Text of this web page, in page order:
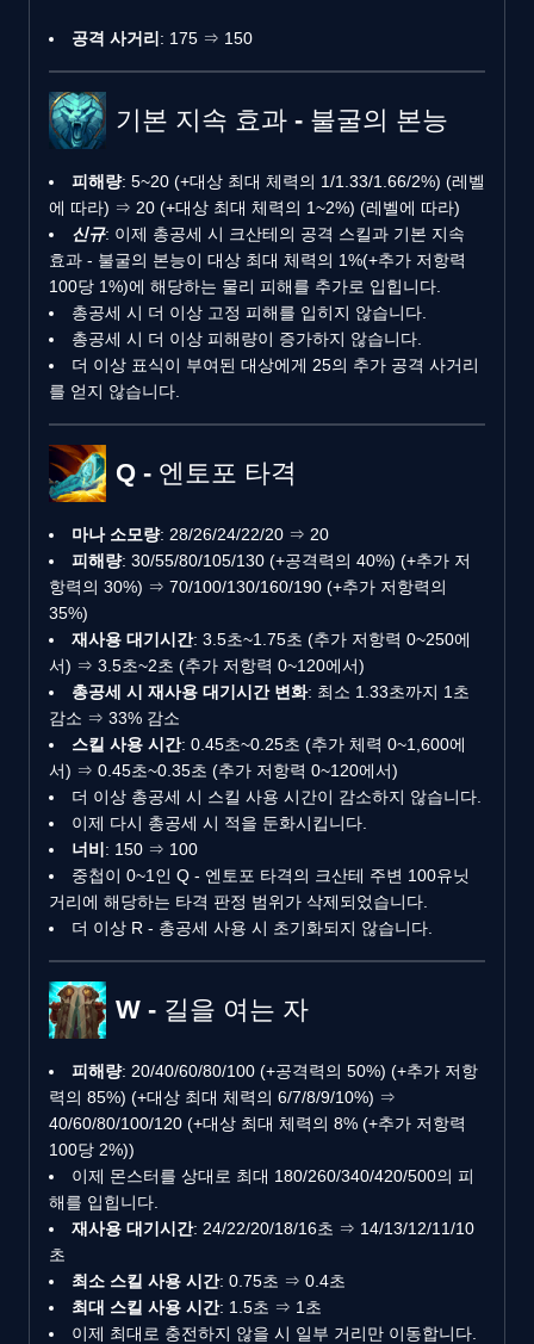
공격 사거리 : 175 ⇒ 150
기본 지속 효과 - 불굴의 본능
피해량: 5~20 (+대상 최대 체력의 1/1.33/1.66/2%) (레벨
에 따라) ⇒ 20 (+대상 최대 체력의 1~2%) (레벨에 따라)
신규: 이제 총공세 시 크산테의 공격 스킬과 기본 지속
효과 - 불굴의 본능이 대상 최대 체력의 1%(+추가 저항력
100당 1%)에 해당하는 물리 피해를 추가로 입힙니다.
총공세 시 더 이상 고정 피해를 입히지 않습니다.
총공세 시 더 이상 피해량이 증가하지 않습니다.
더 이상 표식이 부여된 대상에게 25의 추가 공격 사거리
를 얻지 않습니다.
Q - 엔토포 타격
마나 소모량: 28/26/24/22/20 ⇒ 20
피해량: 30/55/80/105/130 (+공격력의 40%) (+추가 저
항력의 30%) ⇒ 70/100/130/160/190 (+추가 저항력의
35%)
재사용 대기시간: 3.5초~1.75초 (추가 저항력 0~250에
서) ⇒ 3.5초~2초 (추가 저항력 0~120에서)
총공세 시 재사용 대기시간 변화: 최소 1.33초까지 1초
감소 ⇒ 33% 감소
스킬 사용 시간: 0.45초~0.25초 (추가 체력 0~1,600에
서) ⇒ 0.45초~0.35초 (추가 저항력 0~120에서)
더 이상 총공세 시 스킬 사용 시간이 감소하지 않습니다.
이제 다시 총공세 시 적을 둔화시킵니다.
너비 : 150 ⇒ 100
중첩이 0~1인 Q - 엔토포 타격의 크산테 주변 100유닛
거리에 해당하는 타격 판정 범위가 삭제되었습니다.
더 이상 R - 총공세 사용 시 초기화되지 않습니다.
W - 길을 여는 자
피해량: 20/40/60/80/100 (+공격력의 50%) (+추가 저항
력의 85%) (+대상 최대 체력의 6/7/8/9/10%) ⇒
40/60/80/100/120 (+대상 최대 체력의 8% (+추가 저항력
100당 2%))
이제 몬스터를 상대로 최대 180/260/340/420/500의 피
해를 입힙니다.
재사용 대기시간: 24/22/20/18/16초 ⇒ 14/13/12/11/10
초
최소 스킬 사용 시간: 0.75초 ⇒ 0.4초
최대 스킬 사용 시간: 1.5초 ⇒ 1초
이제 최대로 충전하지 않을 시 일부 거리만 이동합니다.